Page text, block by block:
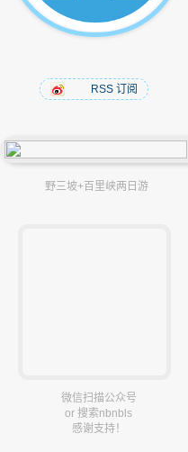
RSS 订阅
野三坡+百里峡两日游
微信扫描公众号
or 搜索nbnbls
感谢支持！